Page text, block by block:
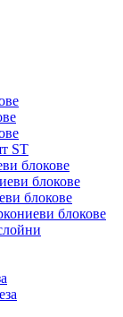
ST
блокове
блокове
блокове
блокове